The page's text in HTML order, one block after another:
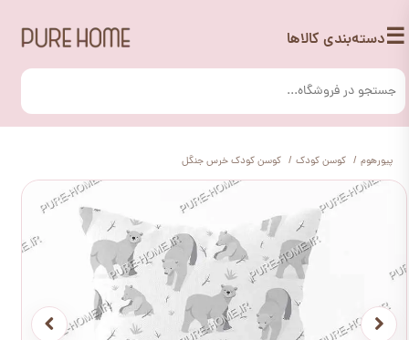
☰دسته‌بندی کالاها
پیورهوم کوسن کودک کوسن کودک خرس جنگل